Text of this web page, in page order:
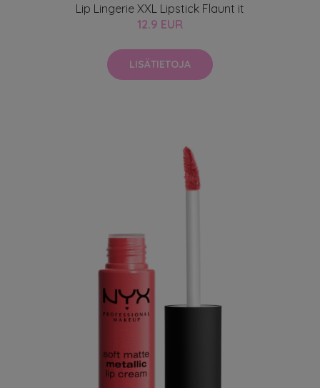
Lip Lingerie XXL Lipstick Flaunt it
12.9 EUR
LISÄTIETOJA